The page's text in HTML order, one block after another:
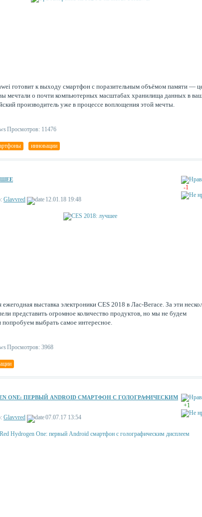
готовит к выходу смартфон с поразительным объёмом памяти —
мечтали о почти компьютерных масштабах хранилища данных в
производитель уже в процессе воплощения этой мечты.
Просмотров: 11476
инновации
-1
Glavvred 12.01.18 19:48
ежегодная выставка электроники CES 2018 в Лас-Вегасе. За эти
представить огромное количество продуктов, но мы не будем
попробуем выбрать самое интересное.
Просмотров: 3968
+1
ONE: ПЕРВЫЙ ANDROID СМАРТФОН С ГОЛОГРАФИЧЕСКИМ
Glavvred 07.07.17 13:54